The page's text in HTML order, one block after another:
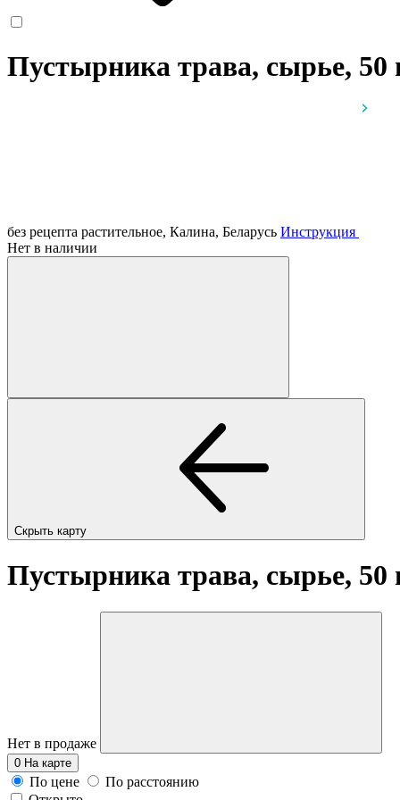
Пустырника трава, сырье, 50
без рецепта растительное, Калина, Беларусь Инструкция
Нет в наличии
Скрыть карту
Пустырника трава, сырье, 50
Нет в продаже
0 На карте
По цене
По расстоянию